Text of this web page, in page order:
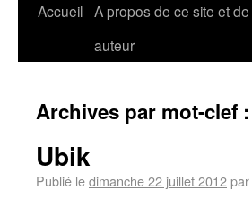
Accueil A propos de ce site et
auteur
Archives par mot-clef :
Ubik
Publié ledimanche 22 juillet 2012par